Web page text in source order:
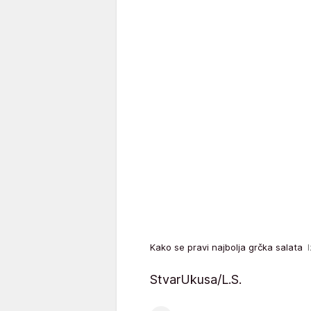
Kako se pravi najbolja grčka salata
StvarUkusa/L.S.